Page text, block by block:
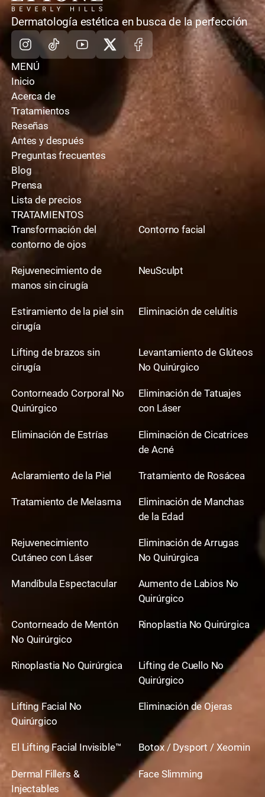
casa
Dermatología estética en busca de la perfección
Instagram
TikTokYoutube
X Facebook
MENÚ
Inicio
Acerca de
Tratamientos
Reseñas
Antes y después
Preguntas frecuentes
Blog
Prensa
Lista de precios
TRATAMIENTOS
Transformación del
contorno de ojos
Contorno facial
Rejuvenecimiento de
manos sin cirugía
NeuSculpt
Estiramiento de la piel sin
cirugía
Eliminación de celulitis
Lifting de brazos sin
cirugía
Levantamiento de Glúteos
No Quirúrgico
Contorneado Corporal No
Quirúrgico
Eliminación de Tatuajes
con Láser
Eliminación de Estrías
Eliminación de Cicatrices
de Acné
Aclaramiento de la Piel Tratamiento de Rosácea
Tratamiento de Melasma
Eliminación de Manchas
de la Edad
Rejuvenecimiento
Cutáneo con Láser
Eliminación de Arrugas
No Quirúrgica
Mandíbula Espectacular
Aumento de Labios No
Quirúrgico
Contorneado de Mentón
No Quirúrgico
Rinoplastia No Quirúrgica
Rinoplastia No Quirúrgica
Lifting de Cuello No
Quirúrgico
Lifting Facial No
Quirúrgico
Eliminación de Ojeras
El Lifting Facial Invisible™ Botox / Dysport / Xeomin
Dermal Fillers &
Injectables
Face Slimming